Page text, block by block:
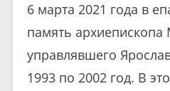
6 марта 2021 года в
память архиепископа
управлявшего
1993 по 2002 год. В